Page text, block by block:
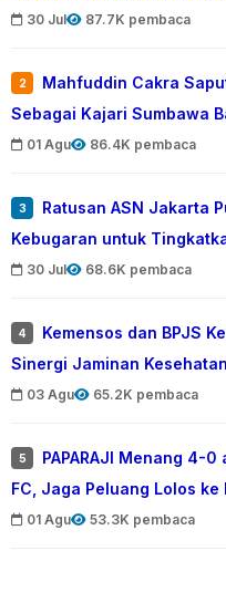
30 Jul 87.7K pembaca
2
Mahfuddin Cakra
Sebagai Kajari Sumbawa
01 Agu 86.4K pembaca
3
Ratusan ASN Jakarta
Kebugaran untuk
30 Jul 68.6K pembaca
4
Kemensos dan BPJS
Sinergi Jaminan Kesehatan
03 Agu 65.2K pembaca
5
PAPARAJI Menang 4-
FC, Jaga Peluang Lolos ke
01 Agu 53.3K pembaca